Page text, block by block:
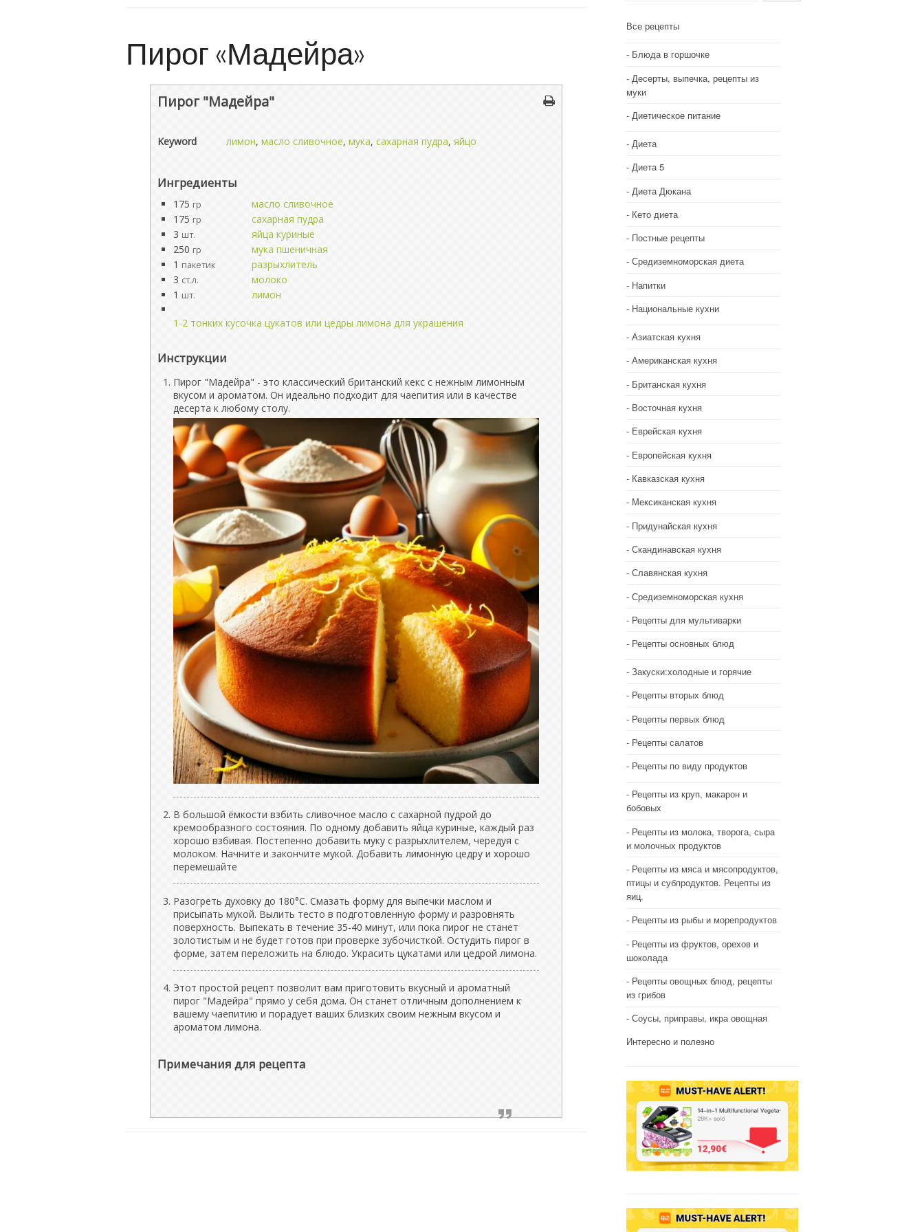
Пирог «Мадейра»
Пирог "Мадейра"
Keyword лимон, масло сливочное, мука, сахарная пудра, яйцо
Ингредиенты
175 гр
масло сливочное
175 гр
сахарная пудра
3 шт.
яйца куриные
250 гр
мука пшеничная
1 пакетик
разрыхлитель
3 ст.л.
молоко
1 шт. лимон
1-2 тонких кусочка цукатов или цедры лимона для украшения
Инструкции
Пирог "Мадейра" - это классический британский кекс с нежным лимонным
вкусом и ароматом. Он идеально подходит для чаепития или в качестве
десерта к любому столу.
В большой ёмкости взбить сливочное масло с сахарной пудрой до
кремообразного состояния. По одному добавить яйца куриные, каждый раз
хорошо взбивая. Постепенно добавить муку с разрыхлителем, чередуя с
молоком. Начните и закончите мукой. Добавить лимонную цедру и хорошо
перемешайте
Разогреть духовку до 180°C. Смазать форму для выпечки маслом и
присыпать мукой. Вылить тесто в подготовленную форму и разровнять
поверхность. Выпекать в течение 35-40 минут, или пока пирог не станет
золотистым и не будет готов при проверке зубочисткой. Остудить пирог в
форме, затем переложить на блюдо. Украсить цукатами или цедрой лимона.
Этот простой рецепт позволит вам приготовить вкусный и ароматный
пирог "Мадейра" прямо у себя дома. Он станет отличным дополнением к
вашему чаепитию и порадует ваших близких своим нежным вкусом и
ароматом лимона.
Примечания для рецепта
Все рецепты
Блюда в горшочке
Десерты, выпечка, рецепты из
муки
Диетическое питание
Диета
Диета 5
Диета Дюкана
Кето диета
Постные рецепты
Средиземноморская диета
Напитки
Национальные кухни
Азиатская кухня
Американская кухня
Британская кухня
Восточная кухня
Еврейская кухня
Европейская кухня
Кавказская кухня
Мексиканская кухня
Придунайская кухня
Скандинавская кухня
Славянская кухня
Средиземноморская кухня
Рецепты для мультиварки
Рецепты основных блюд
Закуски:холодные и горячие
Рецепты вторых блюд
Рецепты первых блюд
Рецепты салатов
Рецепты по виду продуктов
Рецепты из круп, макарон и
бобовых
Рецепты из молока, творога, сыра
и молочных продуктов
Рецепты из мяса и мясопродуктов,
птицы и субпродуктов. Рецепты из
яиц.
Рецепты из рыбы и морепродуктов
Рецепты из фруктов, орехов и
шоколада
Рецепты овощных блюд, рецепты
из грибов
Соусы, приправы, икра овощная
Интересно и полезно